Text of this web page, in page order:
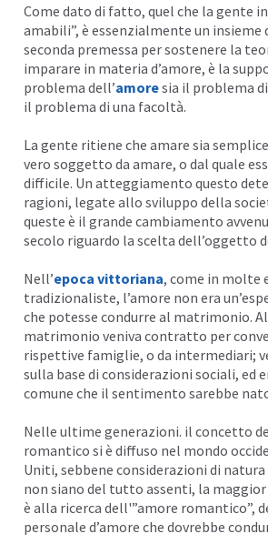
Come dato di fatto, quel che la gente
amabili”, è essenzialmente un insieme
seconda premessa per sostenere la
imparare in materia d’amore, è la
problema dell’amoresia il problema
il problema di una facoltà.
La gente ritiene che amare sia
vero soggetto da amare, o dal quale
difficile. Un atteggiamento questo
ragioni, legate allo sviluppo della
queste è il grande cambiamento
secolo riguardo la scelta dell’oggetto
Nell’epoca vittoriana, come in molte
tradizionaliste, l’amore non era
che potesse condurre al matrimonio.
matrimonio veniva contratto per
rispettive famiglie, o da intermediari;
sulla base di considerazioni sociali, ed
comune che il sentimento sarebbe
Nelle ultime generazioni. il concetto
romantico si è diffuso nel mondo
Uniti, sebbene considerazioni di
non siano del tutto assenti, la
è alla ricerca dell'”amore romantico”,
personale d’amore che dovrebbe